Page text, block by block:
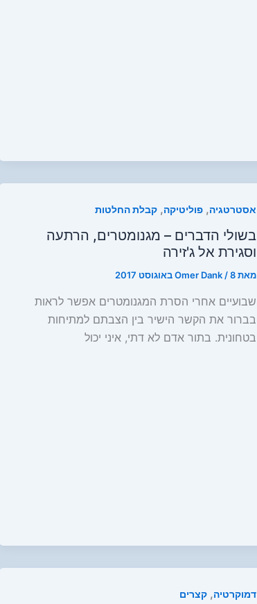
אסטרטגיה,פוליטיקה,קבלת החלטות
בשולי הדברים – מגנומטרים, הרתעה
וסגירת אל ג'זירה
מאת Omer Dank/8 באוגוסט 2017
שבועיים אחרי הסרת המגנומטרים אפשר לראות
בברור את הקשר הישיר בין הצבתם למתיחות
בטחונית. בתור אדם לא דתי, איני יכול
דמוקרטיה,קצרים